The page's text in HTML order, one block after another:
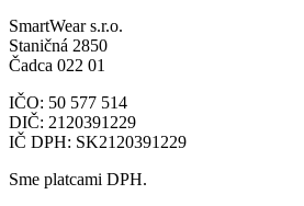
SmartWear s.r.o.
Staničná 2850
Čadca 022 01
IČO: 50 577 514
DIČ: 2120391229
IČ DPH: SK2120391229
Sme platcami DPH.